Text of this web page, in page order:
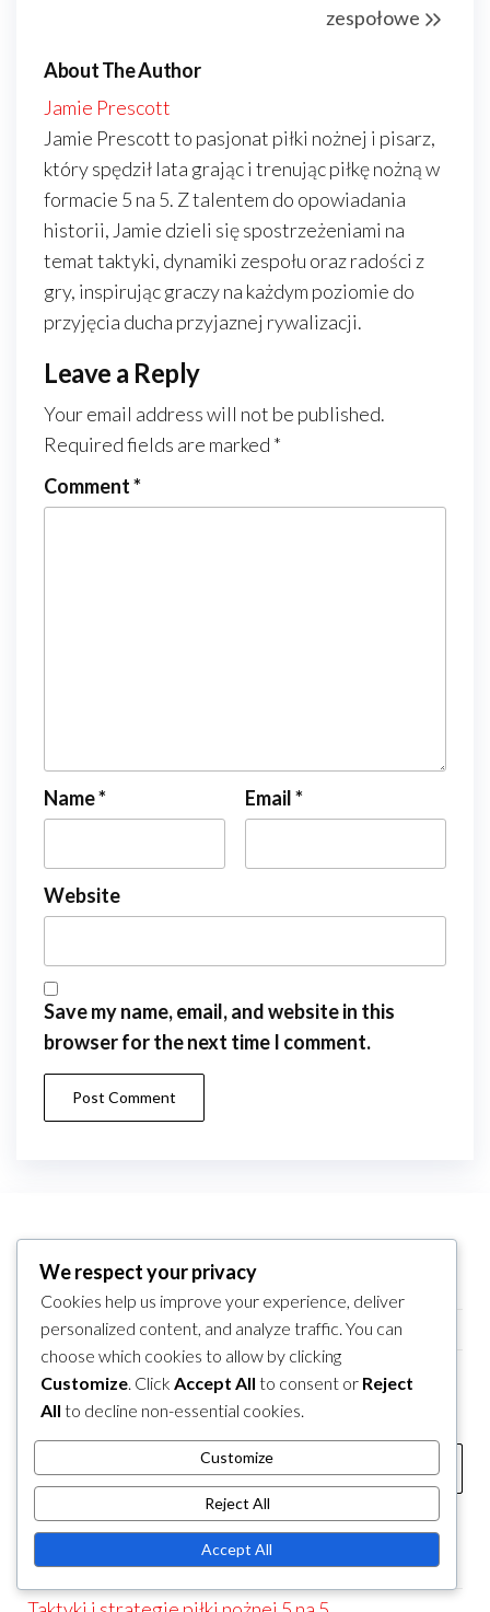
zespołowe
About The Author
Jamie Prescott
Jamie Prescott to pasjonat piłki nożnej i pisarz,
który spędził lata grając i trenując piłkę nożną w
formacie 5 na 5. Z talentem do opowiadania
historii, Jamie dzieli się spostrzeżeniami na
temat taktyki, dynamiki zespołu oraz radości z
gry, inspirując graczy na każdym poziomie do
przyjęcia ducha przyjaznej rywalizacji.
Leave a Reply
Your email address will not be published.
Required fields are marked *
Comment*
Name* Email*
Website
Save my name, email, and website in this
browser for the next time I comment.
Archiwum bloga
Skontaktuj się z nami
Kim jesteśmy
SZUKAJ
for:
KATEGORIE
Pozycje zawodników w piłce nożnej 5 na 5
We respect your privacy
Cookies help us improve your experience, deliver
personalized content, and analyze traffic. You can
choose which cookies to allow by clicking
Customize. Click Accept All to consent or Reject
All to decline non-essential cookies.
Customize
Reject All
Accept All